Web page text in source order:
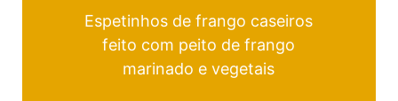
Espetinhos de frango caseiros
feito com peito de frango
marinado e vegetais